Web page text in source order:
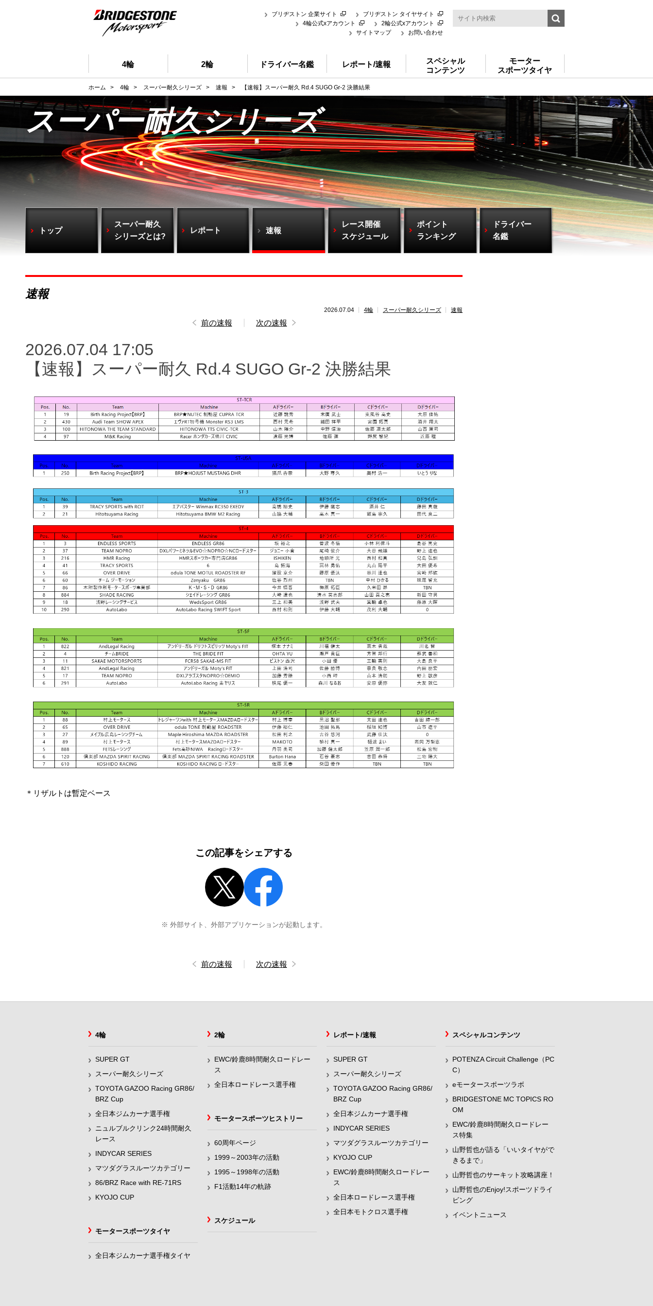
ブリヂストン 企業サイト
ブリヂストン タイヤサイト
4輪公式xアカウント
2輪公式xアカウント
サイトマップ
お問い合わせ
4輪 2輪 ドライバー名鑑 レポート/速報
スペシャル
コンテンツ
モーター
スポーツタイヤ
ホーム > 4輪 > スーパー耐久シリーズ > 速報 > 【速報】スーパー耐久 Rd.4 SUGO Gr-2 決勝結果
スーパー耐久シリーズ
トップ
スーパー耐久
シリーズとは?
レポート 速報
レース開催
スケジュール
ポイント
ランキング
ドライバー
名鑑
速報
2026.07.04 4輪 スーパー耐久シリーズ 速報
前の速報 次の速報
2026.07.04 17:05
【速報】スーパー耐久 Rd.4 SUGO Gr-2 決勝結果
＊リザルトは暫定ベース
この記事をシェアする
※ 外部サイト、外部アプリケーションが起動します。
前の速報 次の速報
4輪
SUPER GT
スーパー耐久シリーズ
TOYOTA GAZOO Racing GR86/
BRZ Cup
全日本ジムカーナ選手権
ニュルブルクリンク24時間耐久
レース
INDYCAR SERIES
マツダグラスルーツカテゴリー
86/BRZ Race with RE-71RS
KYOJO CUP
2輪
EWC/鈴鹿8時間耐久ロードレー
ス
全日本ロードレース選手権
レポート/速報
SUPER GT
スーパー耐久シリーズ
TOYOTA GAZOO Racing GR86/
BRZ Cup
全日本ジムカーナ選手権
INDYCAR SERIES
マツダグラスルーツカテゴリー
KYOJO CUP
EWC/鈴鹿8時間耐久ロードレー
ス
全日本ロードレース選手権
全日本モトクロス選手権
スペシャルコンテンツ
POTENZA Circuit Challenge（PC
C）
eモータースポーツラボ
BRIDGESTONE MC TOPICS RO
OM
EWC/鈴鹿8時間耐久ロードレー
ス特集
山野哲也が語る「いいタイヤがで
きるまで」
山野哲也のサーキット攻略講座！
山野哲也のEnjoy!スポーツドライ
ビング
イベントニュース
モータースポーツヒストリー
60周年ページ
1999～2003年の活動
1995～1998年の活動
F1活動14年の軌跡
スケジュール
モータースポーツタイヤ
全日本ジムカーナ選手権タイヤ